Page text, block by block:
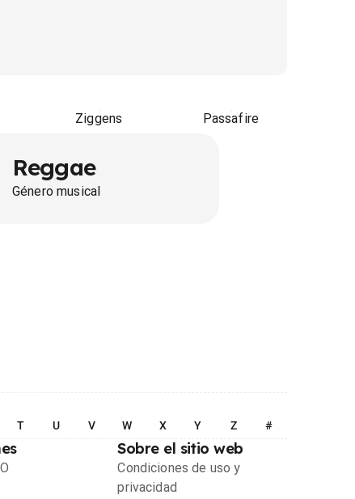
Ziggens Passafire
Reggae
Género musical
T U V W X Y Z #
Sobre el sitio web
Condiciones de uso y
privacidad